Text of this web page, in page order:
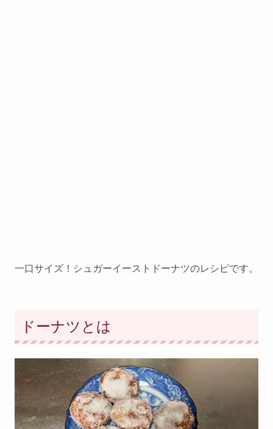
一口サイズ！シュガーイーストドーナツのレシピです。
ドーナツとは